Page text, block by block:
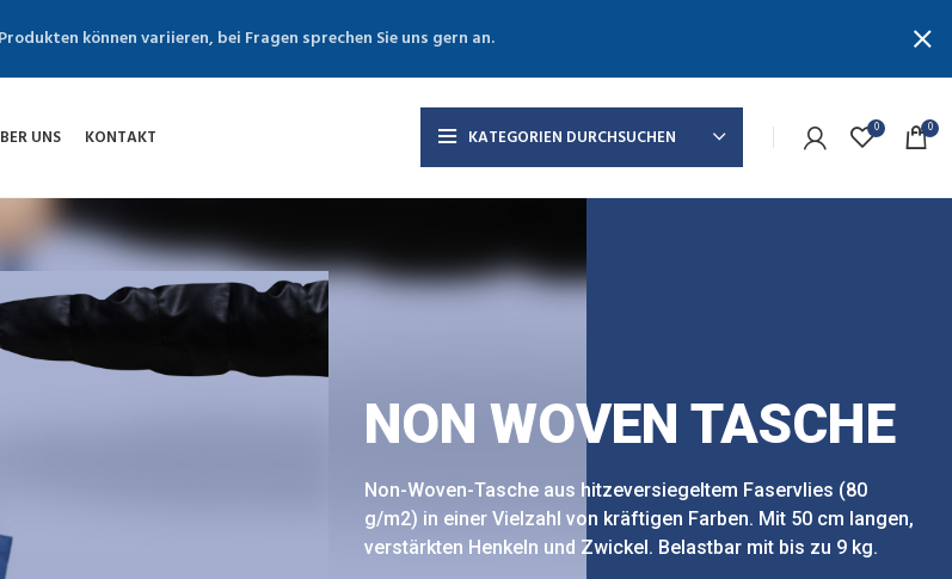
UNS KONTAKT KATEGORIEN DURCHSUCHEN 0 0
NON WOVEN TASCHE
Non-Woven-Tasche aus hitzeversiegeltem Faservlies (80
g/m2) in einer Vielzahl von kräftigen Farben. Mit 50 cm langen,
verstärkten Henkeln und Zwickel. Belastbar mit bis zu 9 kg.
können variieren, bei Fragen sprechen Sie uns gern an.